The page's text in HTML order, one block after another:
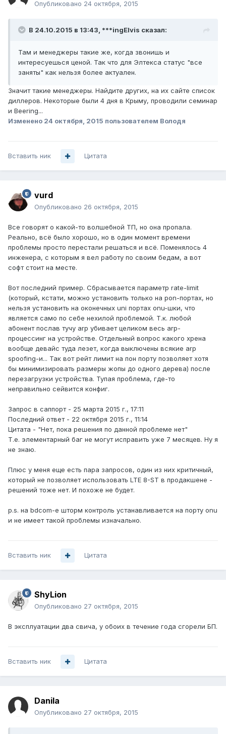
Опубликовано 24 октября, 2015
В 24.10.2015 в 13:43, ***ingElvis сказал:
Там и менеджеры такие же, когда звонишь и
интересуешься ценой. Так что для Элтекса статус "все
заняты" как нельзя более актуален.
Значит такие менеджеры. Найдите других, на их сайте список
диллеров. Некоторые были 4 дня в Крыму, проводили семинар
и Beering...
Изменено 24 октября, 2015 пользователем Володя
Вставить ник Цитата
vurd
Опубликовано 26 октября, 2015
Все говорят о какой-то волшебной ТП, но она пропала.
Реально, всё было хорошо, но в один момент времени
проблемы просто перестали решаться и всё. Поменялось 4
инженера, с которым я вел работу по своим бедам, а вот
софт стоит на месте.
Вот последний пример. Сбрасывается параметр rate-limit
(который, кстати, можно установить только на pon-портах, но
нельзя установить на оконечных uni портах onu-шки, что
является само по себе нехилой проблемой. Т.к. любой
абонент послав тучу arp убивает целиком весь arp-
процессинг на устройстве. Отдельный вопрос какого хрена
вообще девайс туда лезет, когда выключены всякие arp
spoofing-и... Так вот рейт лимит на пон порту позволяет хотя
бы минимизировать размеры жопы до одного дерева) после
перезагрузки устройства. Тупая проблема, где-то
неправильно сейвится конфиг.
Запрос в саппорт - 25 марта 2015 г., 17:11
Последний ответ - 22 октября 2015 г., 11:14
Цитата - "Нет, пока решения по данной проблеме нет"
Т.е. элементарный баг не могут исправить уже 7 месяцев. Ну я
не знаю.
Плюс у меня еще есть пара запросов, один из них критичный,
который не позволяет использовать LTE 8-ST в продакшене -
решений тоже нет. И похоже не будет.
p.s. на bdcom-е шторм контроль устанавливается на порту onu
и не имеет такой проблемы изначально.
Вставить ник Цитата
ShyLion
Опубликовано 27 октября, 2015
В эксплуатации два свича, у обоих в течение года сгорели БП.
Вставить ник Цитата
Danila
Опубликовано 27 октября, 2015